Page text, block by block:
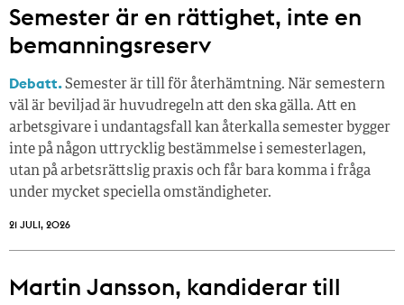
Semester är en rättighet, inte en
bemanningsreserv
Debatt.Semester är till för återhämtning. När semestern
väl är beviljad är huvudregeln att den ska gälla. Att en
arbetsgivare i undantagsfall kan återkalla semester bygger
inte på någon uttrycklig bestämmelse i semesterlagen,
utan på arbetsrättslig praxis och får bara komma i fråga
under mycket speciella omständigheter.
21 JULI, 2026
Martin Jansson, kandiderar till